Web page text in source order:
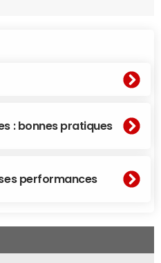
: bonnes pratiques
performances